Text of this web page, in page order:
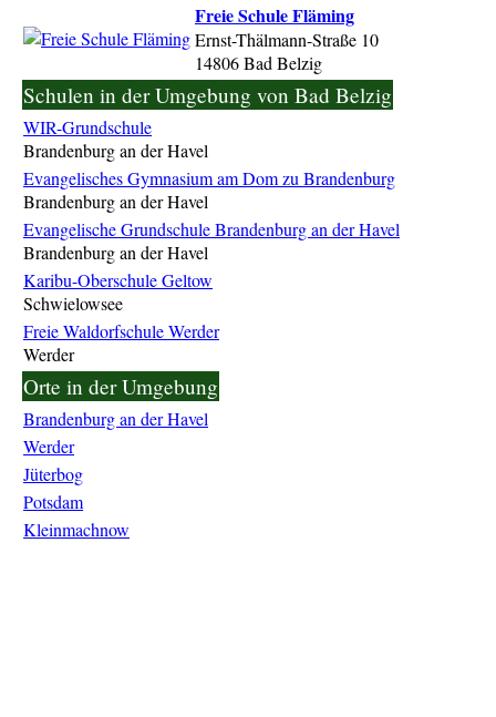
Freie Schule Fläming
Ernst-Thälmann-Straße 10
14806 Bad Belzig
Schulen in der Umgebung von Bad Belzig
WIR-Grundschule
Brandenburg an der Havel
Evangelisches Gymnasium am Dom zu Brandenburg
Brandenburg an der Havel
Evangelische Grundschule Brandenburg an der Havel
Brandenburg an der Havel
Karibu-Oberschule Geltow
Schwielowsee
Freie Waldorfschule Werder
Werder
Orte in der Umgebung
Brandenburg an der Havel
Werder
Jüterbog
Potsdam
Kleinmachnow